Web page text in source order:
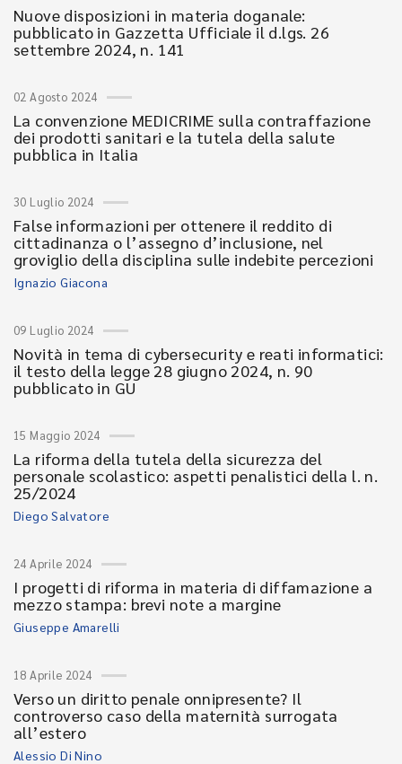
Nuove disposizioni in materia doganale:
pubblicato in Gazzetta Ufficiale il d.lgs. 26
settembre 2024, n. 141
02 Agosto 2024
La convenzione MEDICRIME sulla contraffazione
dei prodotti sanitari e la tutela della salute
pubblica in Italia
30 Luglio 2024
False informazioni per ottenere il reddito di
cittadinanza o l’assegno d’inclusione, nel
groviglio della disciplina sulle indebite percezioni
Ignazio Giacona
09 Luglio 2024
Novità in tema di cybersecurity e reati informatici:
il testo della legge 28 giugno 2024, n. 90
pubblicato in GU
15 Maggio 2024
La riforma della tutela della sicurezza del
personale scolastico: aspetti penalistici della l. n.
25/2024
Diego Salvatore
24 Aprile 2024
I progetti di riforma in materia di diffamazione a
mezzo stampa: brevi note a margine
Giuseppe Amarelli
18 Aprile 2024
Verso un diritto penale onnipresente? Il
controverso caso della maternità surrogata
all’estero
Alessio Di Nino